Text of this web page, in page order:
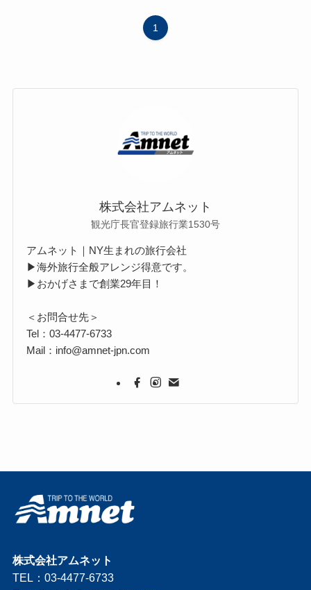
1
株式会社アムネット
観光庁長官登録旅行業1530号
アムネット｜NY生まれの旅行会社
▶海外旅行全般アレンジ得意です。
▶おかげさまで創業29年目！
＜お問合せ先＞
Tel：03-4477-6733
Mail：info@amnet-jpn.com
株式会社アムネット
TEL：03-4477-6733